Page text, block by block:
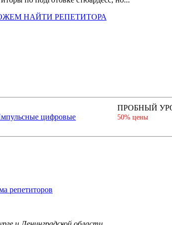
НАЙТИ РЕПЕТИТОРА
цифровые
ПРОБНЫЙ
50% цены
репетиторов